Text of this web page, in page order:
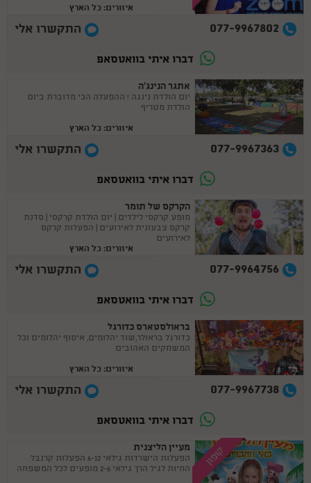
איזורים: כל הארץ
077-9967802 התקשרו אלי
דברו איתי בוואטסאפ
אתגר הנינג'ה
יום הולדת נינגה ! ההפעלה הכי מדוברת ביום
הולדת מטריף
איזורים: כל הארץ
077-9967363 התקשרו אלי
דברו איתי בוואטסאפ
הקרקס של תומר
מופע קרקסי לילדים | יום הולדת קרקסי | סדנת
קרקס צבעונית לאירועים | הפעלות קרקס
לאירועים
איזורים: כל הארץ
077-9964756 התקשרו אלי
דברו איתי בוואטסאפ
בראולסטארס כדורגל
כדורגל בראולר,שוד יהלומים, איסוף יהלומים וכל
המשחקים האהובים
איזורים: כל הארץ
077-9967738 התקשרו אלי
דברו איתי בוואטסאפ
קופון מעיין הליצנית
הפעלות הישרדות גילאי 6-12 הפעלות קרנבל
החיות לגיל הרך גילאי 2-6 מופעים לכל המשפחה